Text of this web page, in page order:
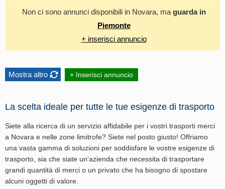
Non ci sono annunci disponibili in Novara, ma guarda in
Piemonte
+ inserisci annuncio
Mostra altro + Inserisci annuncio
La scelta ideale per tutte le tue esigenze di trasporto
Siete alla ricerca di un servizio affidabile per i vostri trasporti merci
a Novara e nelle zone limitrofe? Siete nel posto giusto! Offriamo
una vasta gamma di soluzioni per soddisfare le vostre esigenze di
trasporto, sia che siate un'azienda che necessita di trasportare
grandi quantità di merci o un privato che ha bisogno di spostare
alcuni oggetti di valore.